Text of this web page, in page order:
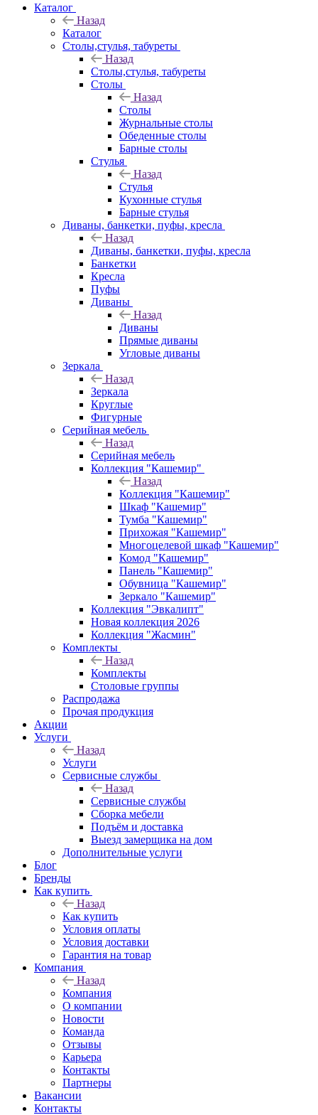
Каталог
Назад
Каталог
Столы,стулья, табуреты
Назад
Столы,стулья, табуреты
Столы
Назад
Столы
Журнальные столы
Обеденные столы
Барные столы
Стулья
Назад
Стулья
Кухонные стулья
Барные стулья
Диваны, банкетки, пуфы, кресла
Назад
Диваны, банкетки, пуфы, кресла
Банкетки
Кресла
Пуфы
Диваны
Назад
Диваны
Прямые диваны
Угловые диваны
Зеркала
Назад
Зеркала
Круглые
Фигурные
Серийная мебель
Назад
Серийная мебель
Коллекция "Кашемир"
Назад
Коллекция "Кашемир"
Шкаф "Кашемир"
Тумба "Кашемир"
Прихожая "Кашемир"
Многоцелевой шкаф "Кашемир"
Комод "Кашемир"
Панель "Кашемир"
Обувница "Кашемир"
Зеркало "Кашемир"
Коллекция "Эвкалипт"
Новая коллекция 2026
Коллекция "Жасмин"
Комплекты
Назад
Комплекты
Столовые группы
Распродажа
Прочая продукция
Акции
Услуги
Назад
Услуги
Сервисные службы
Назад
Сервисные службы
Сборка мебели
Подъём и доставка
Выезд замерщика на дом
Дополнительные услуги
Блог
Бренды
Как купить
Назад
Как купить
Условия оплаты
Условия доставки
Гарантия на товар
Компания
Назад
Компания
О компании
Новости
Команда
Отзывы
Карьера
Контакты
Партнеры
Вакансии
Контакты